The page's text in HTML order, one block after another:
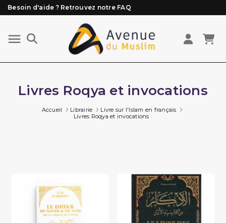
Besoin d'aide ? Retrouvez notre FAQ
Livraison offerte à partir de 89€ d'achat*
Les Commandes passées avant 15h (lun au Vend)
sont préparées et expédiées le jour même
Livres Roqya et invocations
Accueil Librairie
Livre sur l'Islam en français
Livres Roqya et invocations